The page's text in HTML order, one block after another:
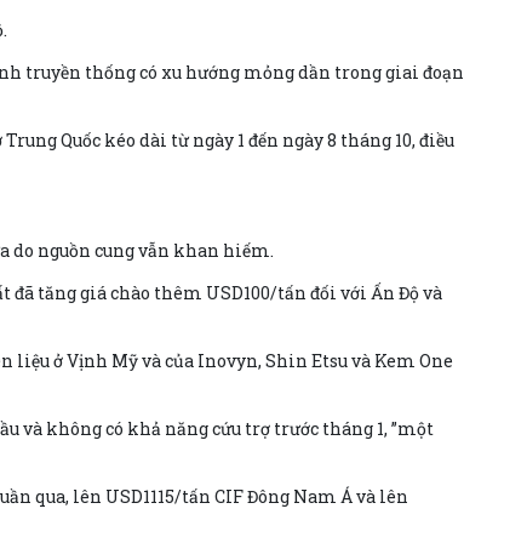
truyền thống có xu hướng mỏng dần trong giai đoạn
Quốc kéo dài từ ngày 1 đến ngày 8 tháng 10, điều
do nguồn cung vẫn khan hiếm.
tăng giá chào thêm USD100/tấn đối với Ấn Độ và
liệu ở Vịnh Mỹ và của Inovyn, Shin Etsu và Kem One
và không có khả năng cứu trợ trước tháng 1, ”một
qua, lên USD1115/tấn CIF Đông Nam Á và lên